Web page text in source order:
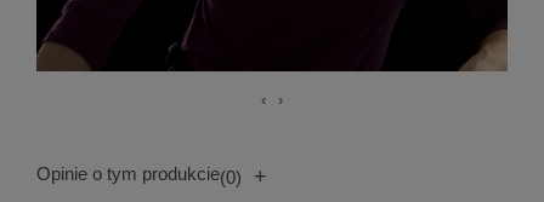
‹ ›
Opinie o tym produkcie(0) +